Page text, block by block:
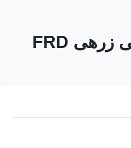
فرستنده سطح زیردریایی زرهی FRD